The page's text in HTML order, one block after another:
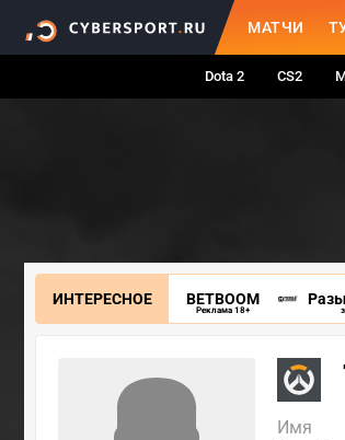
МАТЧИ
Dota 2 CS2
ИНТЕРЕСНОЕ BETBOOM
Реклама 18+
Имя